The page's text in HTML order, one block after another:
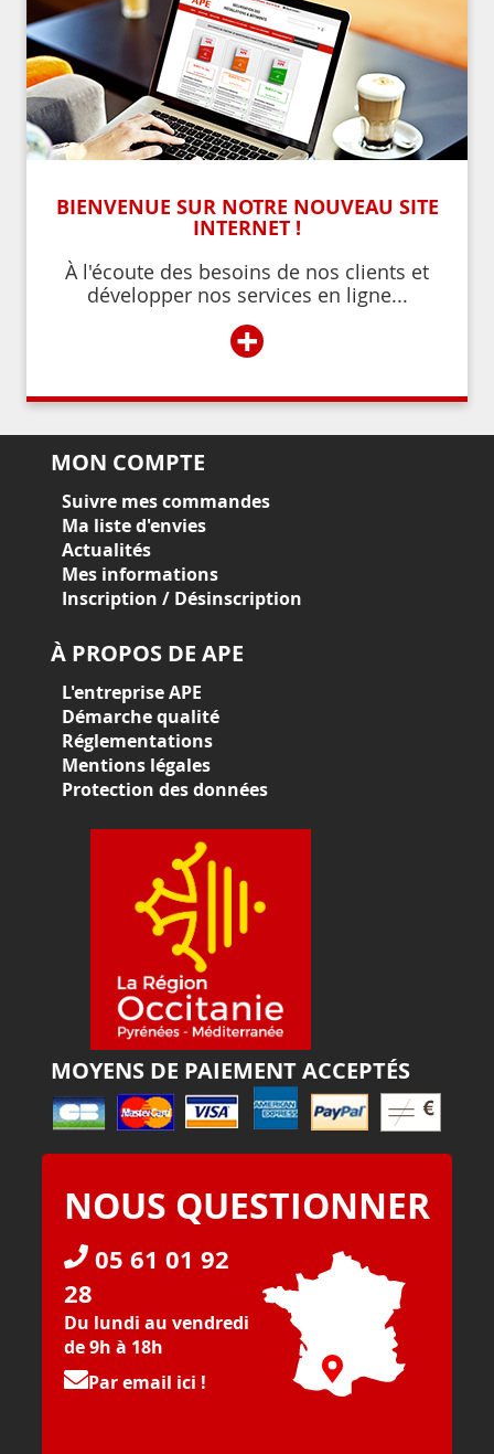
BIENVENUE SUR NOTRE NOUVEAU SITE
INTERNET !
À l'écoute des besoins de nos clients et
développer nos services en ligne...
+
MON COMPTE
Suivre mes commandes
Ma liste d'envies
Actualités
Mes informations
Inscription / Désinscription
À PROPOS DE APE
L'entreprise APE
Démarche qualité
Réglementations
Mentions légales
Protection des données
MOYENS DE PAIEMENT ACCEPTÉS
NOUS QUESTIONNER
05 61 01 92
28
Du lundi au vendredi
de 9h à 18h
Par email ici !